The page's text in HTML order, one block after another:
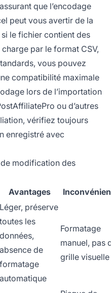
que l’encodage
peut vous avertir de la
le fichier contient des
par le format CSV,
vous pouvez
compatibilité maximale
lors de l’importation
ou d’autres
vérifiez toujours
enregistré avec
modification des
Avantages
Léger, préserve
toutes les
données,
absence de
formatage
automatique
Formatage
manuel, pas
grille visuelle